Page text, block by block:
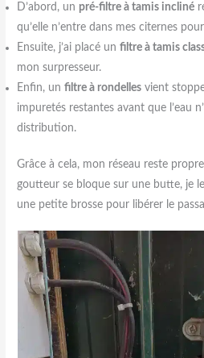
D’abord, un pré-filtre à tamis incliné
qu’elle n’entre dans mes citernes
Ensuite, j’ai placé unfiltre à tamis
mon surpresseur.
Enfin, unfiltre à rondelles vient
impuretés restantes avant que l’eau
distribution.
Grâce à cela, mon réseau reste
goutteur se bloque sur une butte, je
une petite brosse pour libérer le